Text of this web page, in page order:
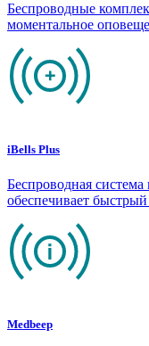
Беспроводные
моментальное
iBells Plus
Беспроводная
обеспечивает
Medbeep